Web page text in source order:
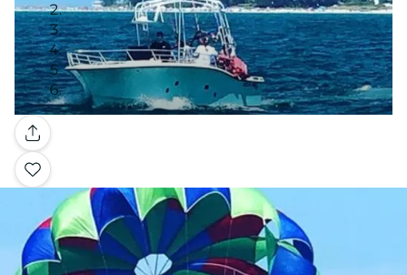
Galería